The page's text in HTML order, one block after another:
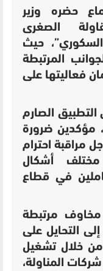
حضره وزير
الصغرى
حيث
المرتبطة
فعاليتها على
الصارم
مؤكدين ضرورة
مراقبة احترام
مختلف أشكال
في قطاع
مخاوف مرتبطة
التحايل على
من خلال تشغيل
المناولة،